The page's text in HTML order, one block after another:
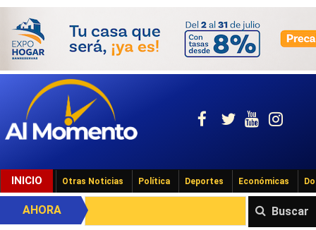
INICIO Otras Noticias Política Deportes Económicas
Buscar
AHORA